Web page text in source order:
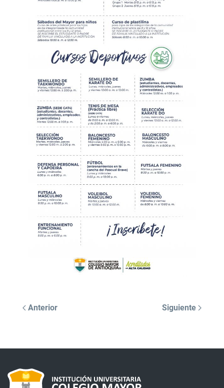
Anterior Siguiente